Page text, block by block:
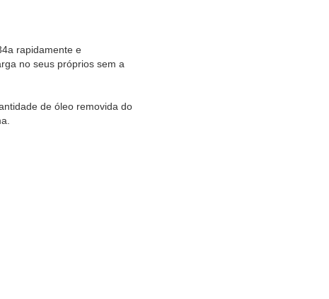
rapidamente e
no seus próprios sem a
de óleo removida do